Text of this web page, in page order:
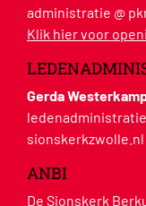
administratie @
Klik hier voor
Gerda
sionskerkzwolle.nl
ANBI
De Sionskerk